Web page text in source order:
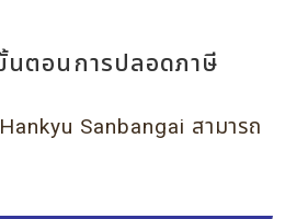
นตอนการปลอดภาษี
Sanbangai สามารถ